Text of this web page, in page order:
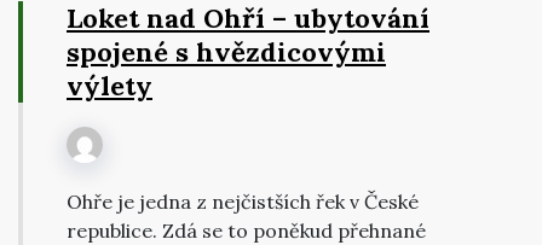
Loket nad Ohří – ubytování
spojené s hvězdicovými
výlety
Ohře je jedna z nejčistších řek v České
republice. Zdá se to poněkud přehnané